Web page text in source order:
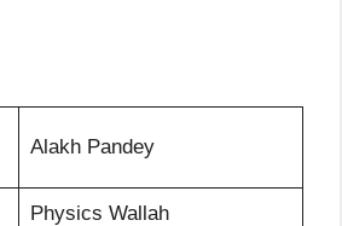
Alakh Pandey
Physics Wallah